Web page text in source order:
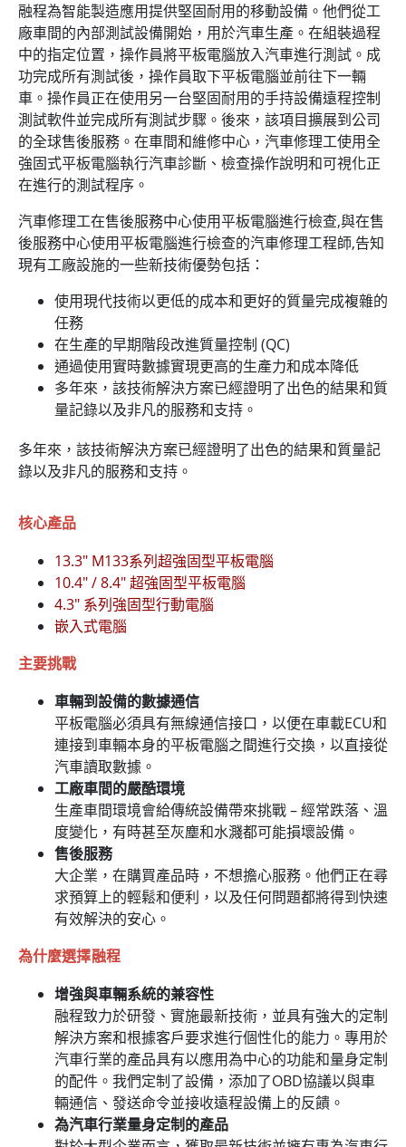
融程為智能製造應用提供堅固耐用的移動設備。他們從工
廠車間的內部測試設備開始，用於汽車生產。在組裝過程
中的指定位置，操作員將平板電腦放入汽車進行測試。成
功完成所有測試後，操作員取下平板電腦並前往下一輛
車。操作員正在使用另一台堅固耐用的手持設備遠程控制
測試軟件並完成所有測試步驟。後來，該項目擴展到公司
的全球售後服務。在車間和維修中心，汽車修理工使用全
強固式平板電腦執行汽車診斷、檢查操作說明和可視化正
在進行的測試程序。
汽車修理工在售後服務中心使用平板電腦進行檢查,與在售
後服務中心使用平板電腦進行檢查的汽車修理工程師,告知
現有工廠設施的一些新技術優勢包括：
使用現代技術以更低的成本和更好的質量完成複雜的
任務
在生產的早期階段改進質量控制 (QC)
通過使用實時數據實現更高的生產力和成本降低
多年來，該技術解決方案已經證明了出色的結果和質
量記錄以及非凡的服務和支持。
多年來，該技術解決方案已經證明了出色的結果和質量記
錄以及非凡的服務和支持。
核心產品
13.3" M133系列超強固型平板電腦
10.4" / 8.4" 超強固型平板電腦
4.3" 系列強固型行動電腦
嵌入式電腦
主要挑戰
車輛到設備的數據通信
平板電腦必須具有無線通信接口，以便在車載ECU和
連接到車輛本身的平板電腦之間進行交換，以直接從
汽車讀取數據。
工廠車間的嚴酷環境
生產車間環境會給傳統設備帶來挑戰 – 經常跌落、溫
度變化，有時甚至灰塵和水濺都可能損壞設備。
售後服務
大企業，在購買產品時，不想擔心服務。他們正在尋
求預算上的輕鬆和便利，以及任何問題都將得到快速
有效解決的安心。
為什麼選擇融程
增強與車輛系統的兼容性
融程致力於研發、實施最新技術，並具有強大的定制
解決方案和根據客戶要求進行個性化的能力。專用於
汽車行業的產品具有以應用為中心的功能和量身定制
的配件。我們定制了設備，添加了OBD協議以與車
輛通信、發送命令並接收遠程設備上的反饋。
為汽車行業量身定制的產品